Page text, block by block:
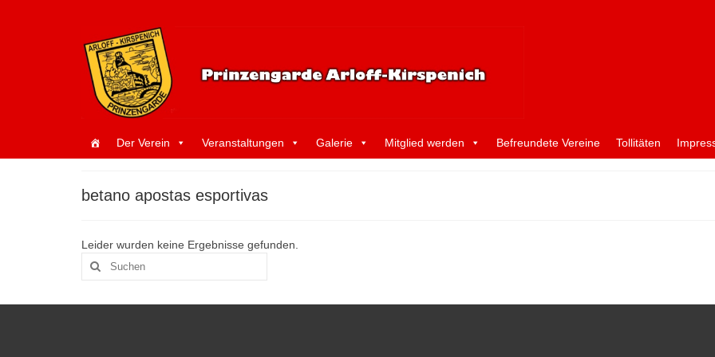
Der Verein Veranstaltungen Galerie Mitglied werden Befreundete Vereine Tollitäten
betano apostas esportivas
Leider wurden keine Ergebnisse gefunden.
Suche
nach: